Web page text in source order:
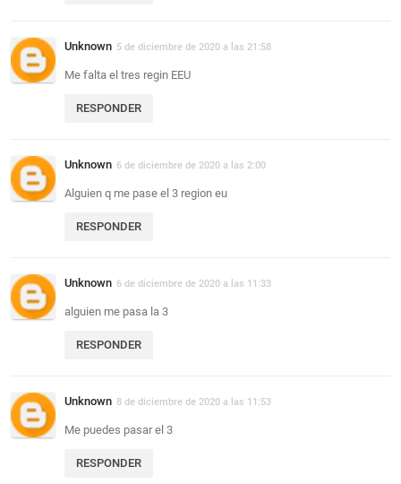
Unknown 5 de diciembre de 2020 a las 21:58
Me falta el tres regin EEU
RESPONDER
Unknown 6 de diciembre de 2020 a las 2:00
Alguien q me pase el 3 region eu
RESPONDER
Unknown 6 de diciembre de 2020 a las 11:33
alguien me pasa la 3
RESPONDER
Unknown 8 de diciembre de 2020 a las 11:53
Me puedes pasar el 3
RESPONDER